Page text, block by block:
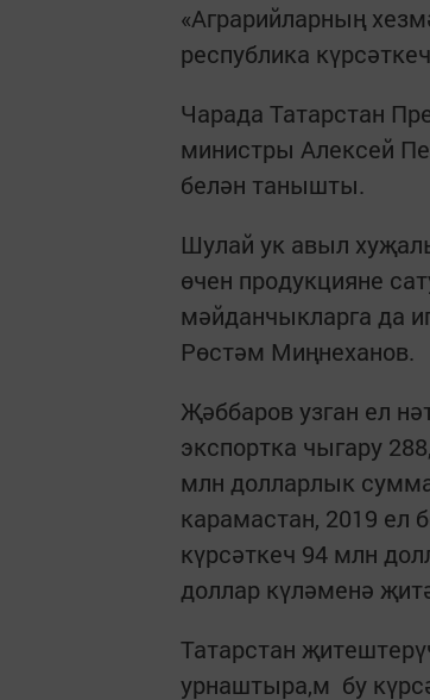
«Аграрийларның
республика
Чарада Татарстан
министры Алексей
белән танышты.
Шулай ук авыл
өчен продукцияне
мәйданчыкларга да
Рөстәм Миңнеханов.
Җәббаров узган ел
экспортка чыгару
млн долларлык
карамастан, 2019 ел
күрсәткеч 94 млн
доллар күләменә
Татарстан
урнаштыра,м бу